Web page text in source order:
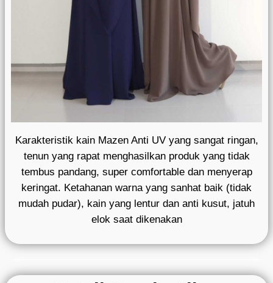
Karakteristik kain Mazen Anti UV yang sangat ringan,
tenun yang rapat menghasilkan produk yang tidak
tembus pandang, super comfortable dan menyerap
keringat. Ketahanan warna yang sanhat baik (tidak
mudah pudar), kain yang lentur dan anti kusut, jatuh
elok saat dikenakan